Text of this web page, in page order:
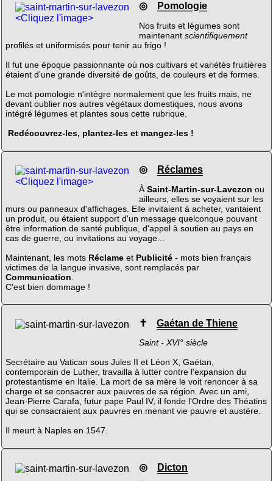
<Cliquez l'image>
◎ Pomologie
Nos fruits et légumes sont
maintenant scientifiquement
profilés et uniformisés pour tenir au frigo !
Il fut une époque passionnante où nos cultivars et variétés fruitières
étaient d'une grande diversité de goûts, de couleurs et de formes.
Le mot pomologie n'intègre normalement que les fruits mais, ne
devant oublier nos autres végétaux domestiques, nous avons
intégré légumes et plantes sous cette rubrique.
Redécouvrez-les, plantez-les et mangez-les !
<Cliquez l'image>
◎ Réclames
À Saint-Martin-sur-Lavezon ou
ailleurs, elles se voyaient sur les
murs ou panneaux d'affichages. Elle invitaient à acheter, vantaient
un produit, ou étaient support d'un message quelconque pouvant
être information de santé publique, d'appel à soutien au pays en
cas de guerre, ou invitations au voyage...
Maintenant, les mots Réclameet Publicité- mots bien français
victimes de la langue invasive, sont remplacés par
Communication
C'est bien dommage !
✝ Gaétan de Thiene
Saint - XVI° siècle
Secrétaire au Vatican sous Jules II et Léon X, Gaétan,
contemporain de Luther, travailla à lutter contre l'expansion du
protestantisme en Italie. La mort de sa mère le voit renoncer à sa
charge et se consacrer aux pauvres de sa région. Avec un ami,
Jean-Pierre Carafa, futur pape Paul IV, il fonde l'Ordre des Théatins
qui se consacraient aux pauvres en menant vie pauvre et austère.
Il meurt à Naples en 1547.
◎ Dicton